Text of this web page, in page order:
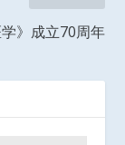
学》成立70周年